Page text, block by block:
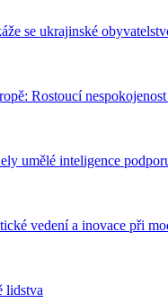
se ukrajinské
Rostoucí
umělé inteligence
vedení a inovace při
lidstva